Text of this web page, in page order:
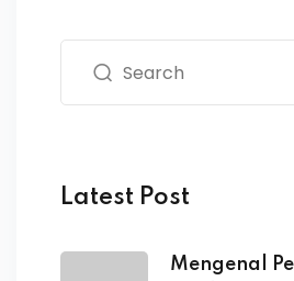
Latest Post
Mengenal